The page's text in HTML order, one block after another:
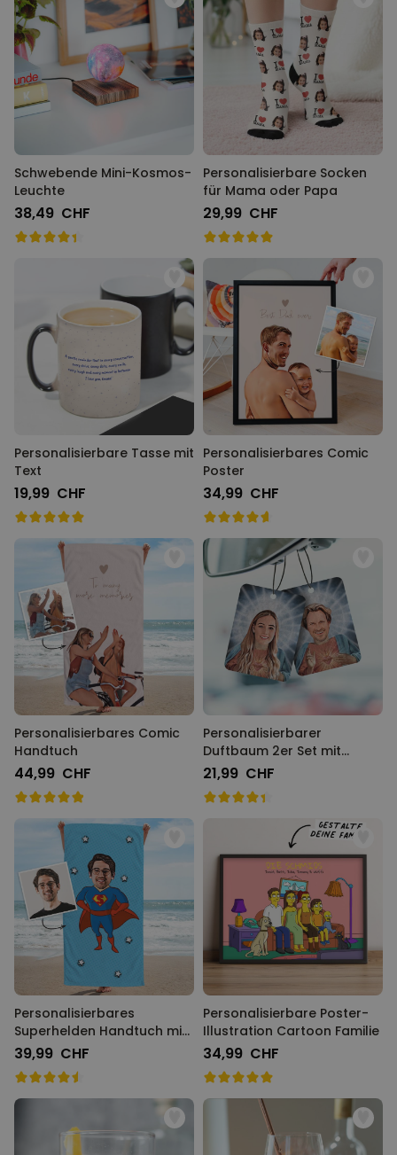
Schwebende Mini-Kosmos-
Leuchte
38,49 CHF
Personalisierbare Socken
für Mama oder Papa
29,99 CHF
Personalisierbare Tasse mit
Text
19,99 CHF
Personalisierbares Comic
Poster
34,99 CHF
Personalisierbares Comic
Handtuch
44,99 CHF
Personalisierbarer
Duftbaum 2er Set mit
Heiligenschein und Gesicht
21,99 CHF
Personalisierbares
Superhelden Handtuch mit
Gesicht im Comic-Style
39,99 CHF
Personalisierbare Poster-
Illustration Cartoon Familie
34,99 CHF